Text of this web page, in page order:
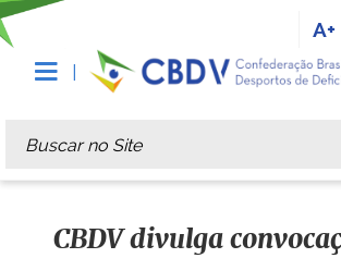
A+
Busca
Busca Avançada…
CBDV divulga